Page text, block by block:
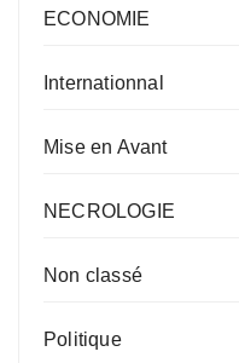
ECONOMIE
Internationnal
Mise en Avant
NECROLOGIE
Non classé
Politique